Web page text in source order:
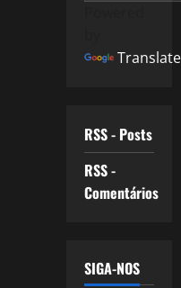
Translate
RSS - Posts
RSS -
Comentários
SIGA-NOS